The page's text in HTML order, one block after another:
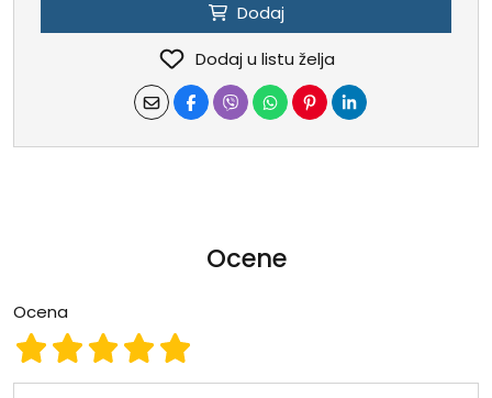
Dodaj
Dodaj u listu želja
Ocene
Ocena
Ocena 5
Ocena 4
Ocena 3
Ocena 2
Ocena 1